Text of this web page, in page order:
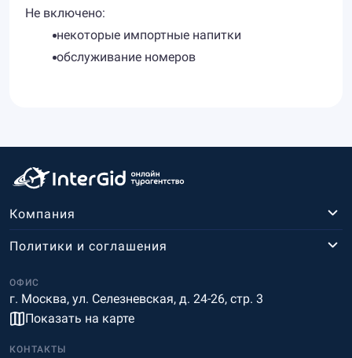
Не включено:
некоторые импортные напитки
обслуживание номеров
Компания
ОФИС
г. Москва, ул. Селезневская, д. 24-26, стр. 3
Показать на карте
Политики и соглашения
КОНТАКТЫ